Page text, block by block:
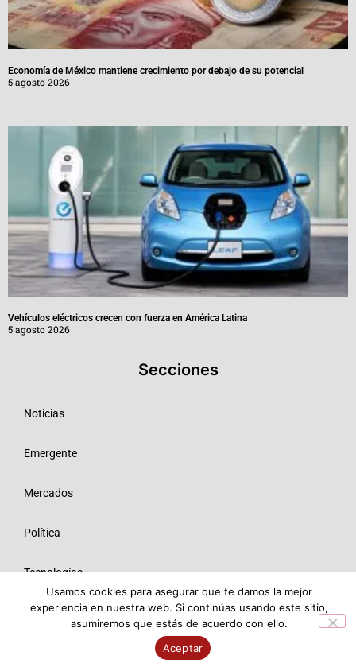
Economía de México mantiene crecimiento por debajo de su potencial
5 agosto 2026
Vehículos eléctricos crecen con fuerza en América Latina
5 agosto 2026
Secciones
Noticias
Emergente
Mercados
Política
Tecnologías
Opinión
© 2026 Todos los derechos reservados ME SRL.
Usamos cookies para asegurar que te damos la mejor
experiencia en nuestra web. Si continúas usando este sitio,
asumiremos que estás de acuerdo con ello.
Aceptar